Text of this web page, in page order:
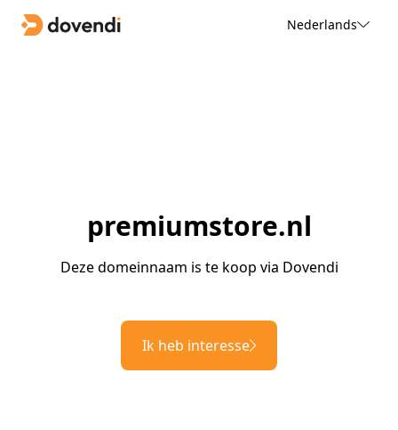
Nederlands
premiumstore.nl
Deze domeinnaam is te koop via Dovendi
Ik heb interesse